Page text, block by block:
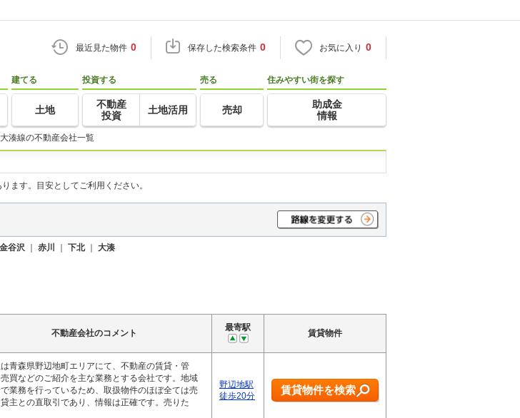
最近見た物件 0 保存した検索条件 0 お気に入り 0
建てる
土地
投資する
不動産
投資
土地活用
売る
売却
住みやすい街を探す
助成金
情報
大湊線の不動産会社一覧
ます。目安としてご利用ください。
金谷沢 ｜ 赤川 ｜ 下北｜ 大湊
不動産会社のコメント
最寄駅
賃貸物件
青森県野辺地町エリアにて、不動産の賃貸・管
買などのご紹介を主な業務とする会社です。地域
業務を行っているため、取扱物件のほぼ全ては売
主との直取引であり、情報は正確です。売りた
野辺地駅
徒歩20分
賃貸物件を検索